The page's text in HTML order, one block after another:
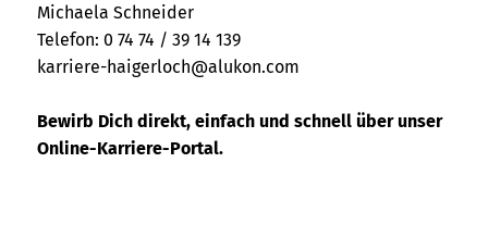
Michaela Schneider
Telefon: 0 74 74 / 39 14 139
karriere-haigerloch@alukon.com
Bewirb Dich direkt, einfach und schnell über unser
Online-Karriere-Portal.